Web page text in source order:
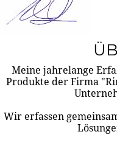
Meine jahrelange
Produkte der Firma
Wir erfassen